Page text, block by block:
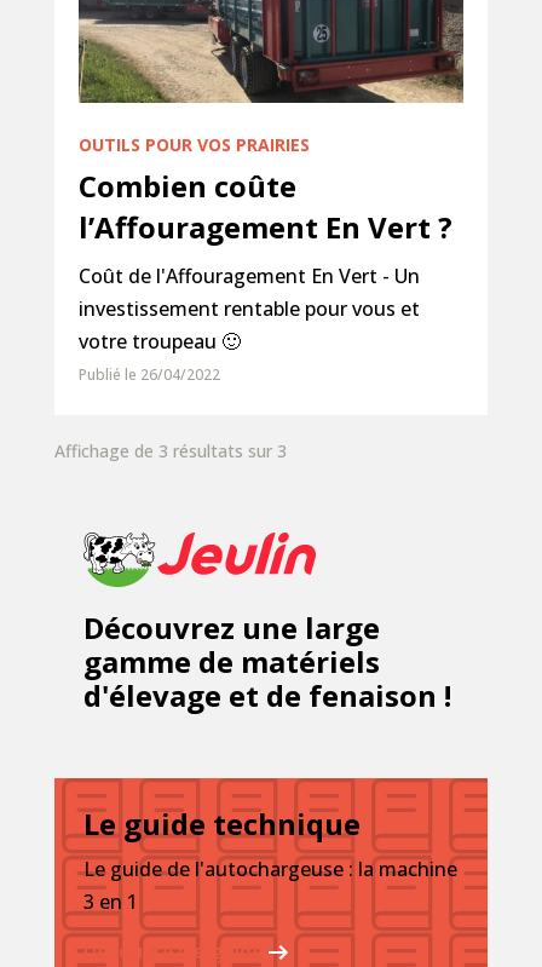
OUTILS POUR VOS PRAIRIES
Combien coûte
l’Affouragement En Vert ?
Coût de l'Affouragement En Vert - Un
investissement rentable pour vous et
votre troupeau 🙂
Publié le 26/04/2022
Affichage de 3 résultats sur 3
Découvrez une large
gamme de matériels
d'élevage et de fenaison !
Le guide technique
Le guide de l'autochargeuse : la machine
3 en 1
Découvrez le guide